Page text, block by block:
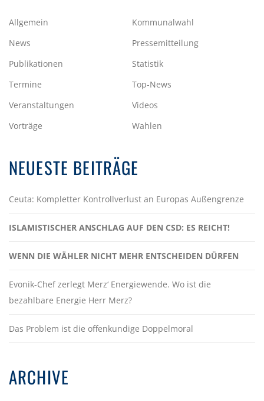
Allgemein
Kommunalwahl
News
Pressemitteilung
Publikationen
Statistik
Termine
Top-News
Veranstaltungen
Videos
Vorträge
Wahlen
NEUESTE BEITRÄGE
Ceuta: Kompletter Kontrollverlust an Europas Außengrenze
ISLAMISTISCHER ANSCHLAG AUF DEN CSD: ES REICHT!
WENN DIE WÄHLER NICHT MEHR ENTSCHEIDEN DÜRFEN
Evonik-Chef zerlegt Merz‘ Energiewende. Wo ist die
bezahlbare Energie Herr Merz?
Das Problem ist die offenkundige Doppelmoral
ARCHIVE